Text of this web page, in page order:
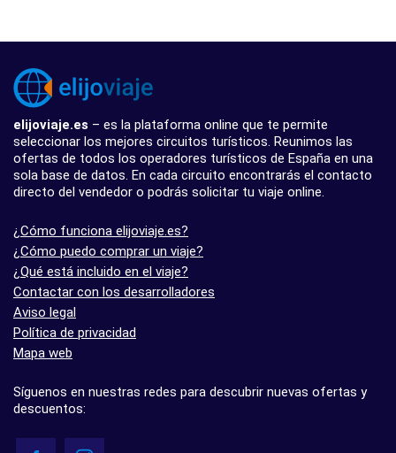
elijoviaje.es – es la plataforma online que te permite
seleccionar los mejores circuitos turísticos. Reunimos las
ofertas de todos los operadores turísticos de España en una
sola base de datos. En cada circuito encontrarás el contacto
directo del vendedor o podrás solicitar tu viaje online.
¿Cómo funciona elijoviaje.es?
¿Cómo puedo comprar un viaje?
¿Qué está incluido en el viaje?
Contactar con los desarrolladores
Aviso legal
Política de privacidad
Mapa web
Síguenos en nuestras redes para descubrir nuevas ofertas y
descuentos: